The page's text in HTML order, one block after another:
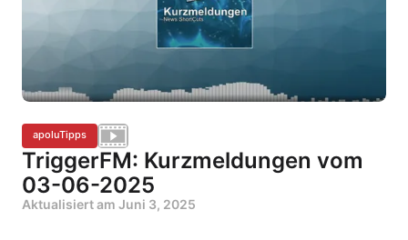
apoluTipps
TriggerFM: Kurzmeldungen vom
03-06-2025
Aktualisiert am Juni 3, 2025